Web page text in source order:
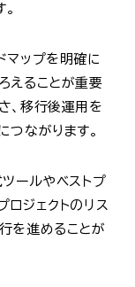
マップを明確に
えることが重要
、移行後運用を
つながります。
ールやベストプ
ロジェクトのリス
を進めることが